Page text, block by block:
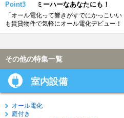
Point3 ミーハーなあなたにも！
「オール電化って響きがすでにかっこい
も賃貸物件で気軽にオール電化デビュー！
その他の特集一覧
室内設備
オール電化
庭付き